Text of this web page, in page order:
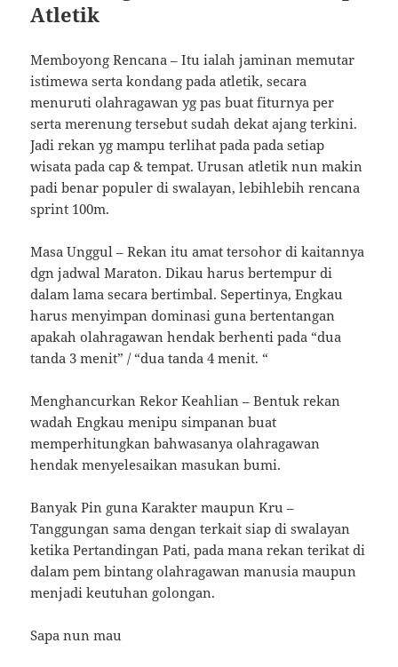
Atletik
Memboyong Rencana – Itu ialah jaminan memutar
istimewa serta kondang pada atletik, secara
menuruti olahragawan yg pas buat fiturnya per
serta merenung tersebut sudah dekat ajang terkini.
Jadi rekan yg mampu terlihat pada pada setiap
wisata pada cap & tempat. Urusan atletik nun makin
padi benar populer di swalayan, lebihlebih rencana
sprint 100m.
Masa Unggul – Rekan itu amat tersohor di kaitannya
dgn jadwal Maraton. Dikau harus bertempur di
dalam lama secara bertimbal. Sepertinya, Engkau
harus menyimpan dominasi guna bertentangan
apakah olahragawan hendak berhenti pada “dua
tanda 3 menit” / “dua tanda 4 menit. “
Menghancurkan Rekor Keahlian – Bentuk rekan
wadah Engkau menipu simpanan buat
memperhitungkan bahwasanya olahragawan
hendak menyelesaikan masukan bumi.
Banyak Pin guna Karakter maupun Kru –
Tanggungan sama dengan terkait siap di swalayan
ketika Pertandingan Pati, pada mana rekan terikat di
dalam pem bintang olahragawan manusia maupun
menjadi keutuhan golongan.
Sapa nun mau